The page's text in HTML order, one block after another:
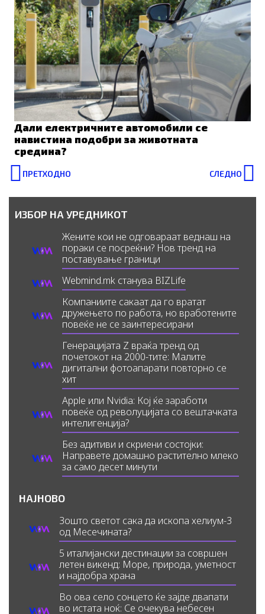
Дали електричните автомобили се
навистина подобри за животната
средина?
Prev
ПРЕТХОДНО СЛЕДНО
ИЗБОР НА УРЕДНИКОТ
Жените кои не одговараат веднаш на
пораки се посреќни? Нов тренд на
поставување граници
Webmind.mk станува BIZLife
Компаниите сакаат да го вратат
дружењето по работа, но вработените
повеќе не се заинтересирани
Генерацијата Z враќа тренд од
почетокот на 2000-тите: Малите
дигитални фотоапарати повторно се
хит
Apple или Nvidia: Кој ќе заработи
повеќе од револуцијата со вештачката
интелигенција?
Без адитиви и скриени состојки:
Направете домашно растително млеко
за само десет минути
НАЈНОВО
Зошто светот сака да ископа хелиум-3
од Месечината?
5 италијански дестинации за совршен
летен викенд: Море, природа, уметност
и најдобра храна
Во ова село сонцето ќе зајде двапати
во истата ноќ: Се очекува небесен